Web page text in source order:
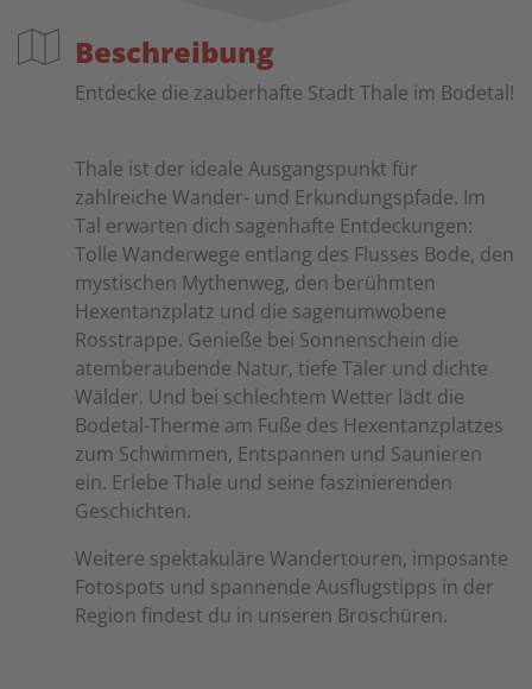
Beschreibung
Entdecke die zauberhafte Stadt Thale im Bodetal!
Thale ist der ideale Ausgangspunkt für
zahlreiche Wander- und Erkundungspfade. Im
Tal erwarten dich sagenhafte Entdeckungen:
Tolle Wanderwege entlang des Flusses Bode, den
mystischen Mythenweg, den berühmten
Hexentanzplatz und die sagenumwobene
Rosstrappe. Genieße bei Sonnenschein die
atemberaubende Natur, tiefe Täler und dichte
Wälder. Und bei schlechtem Wetter lädt die
Bodetal-Therme am Fuße des Hexentanzplatzes
zum Schwimmen, Entspannen und Saunieren
ein. Erlebe Thale und seine faszinierenden
Geschichten.
Weitere spektakuläre Wandertouren, imposante
Fotospots und spannende Ausflugstipps in der
Region findest du in unseren Broschüren.